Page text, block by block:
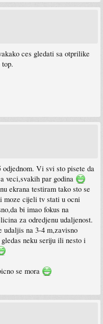
ces gledati sa otprilike
Vi svi sto pisete da
veci,svakih par godina
ekrana testiram tako sto se
moze cijeli tv stati u ocni
bi imao fokus na
za odredjenu udaljenost.
udaljis na 3-4 m,zavisno
neku seriju ili nesto i
se mora